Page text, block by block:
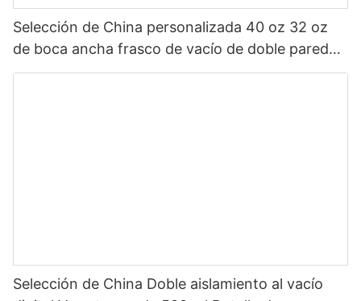
Selección de China personalizada 40 oz 32 oz
de boca ancha frasco de vacío de doble pared
botella de agua deportiva aislada de acero
Selección de China Doble aislamiento al vacío